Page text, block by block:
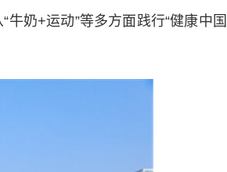
奶+运动”等多方面践行“健康中国